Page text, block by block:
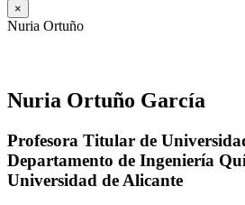
×
Nuria Ortuño
Nuria Ortuño García
Profesora Titular de
Departamento de Ingeniería
Universidad de Alicante